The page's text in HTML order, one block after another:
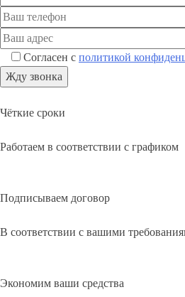
Согласен с политикой
Чёткие сроки
Работаем в соответствии с графиком
Подписываем договор
В соответствии с вашими
Экономим ваши средства